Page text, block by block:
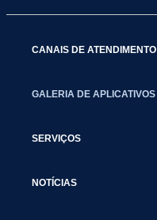
CANAIS DE ATENDIMENTO
GALERIA DE APLICATIVOS
SERVIÇOS
NOTÍCIAS